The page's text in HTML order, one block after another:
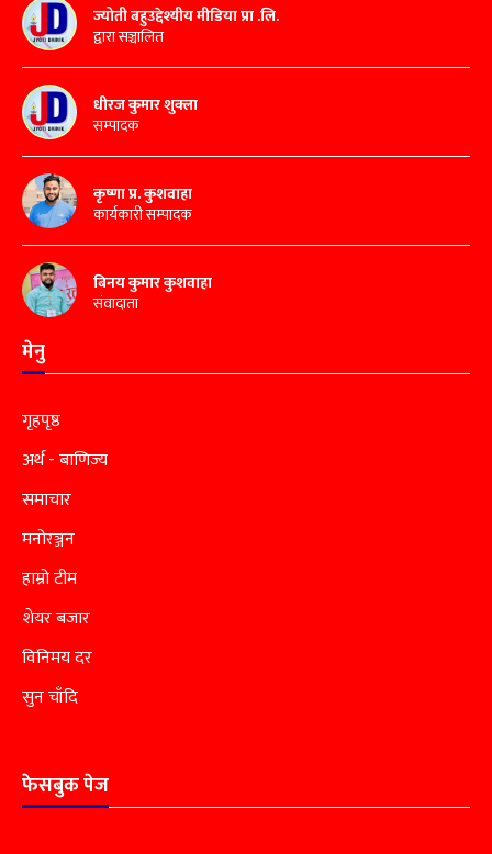
ज्योती बहुउद्देश्यीय मीडिया प्रा .लि.
द्वारा सञ्चालित
धीरज कुमार शुक्ला
सम्पादक
कृष्णा प्र. कुशवाहा
कार्यकारी सम्पादक
बिनय कुमार कुशवाहा
संवादाता
मेनु
गृहपृष्ठ
अर्थ - बाणिज्य
समाचार
मनोरञ्जन
हाम्रो टीम
शेयर बजार
विनिमय दर
सुन चाँदि
फेसबुक पेज